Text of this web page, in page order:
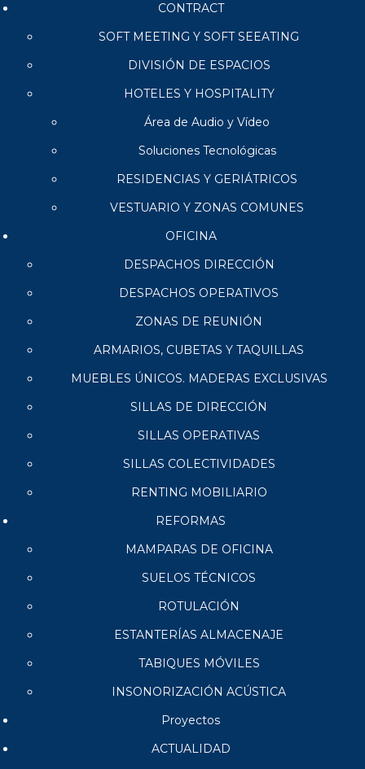
CONTRACT
SOFT MEETING Y SOFT SEEATING
DIVISIÓN DE ESPACIOS
HOTELES Y HOSPITALITY
Área de Audio y Vídeo
Soluciones Tecnológicas
RESIDENCIAS Y GERIÁTRICOS
VESTUARIO Y ZONAS COMUNES
OFICINA
DESPACHOS DIRECCIÓN
DESPACHOS OPERATIVOS
ZONAS DE REUNIÓN
ARMARIOS, CUBETAS Y TAQUILLAS
MUEBLES ÚNICOS. MADERAS EXCLUSIVAS
SILLAS DE DIRECCIÓN
SILLAS OPERATIVAS
SILLAS COLECTIVIDADES
RENTING MOBILIARIO
REFORMAS
MAMPARAS DE OFICINA
SUELOS TÉCNICOS
ROTULACIÓN
ESTANTERÍAS ALMACENAJE
TABIQUES MÓVILES
INSONORIZACIÓN ACÚSTICA
Proyectos
ACTUALIDAD